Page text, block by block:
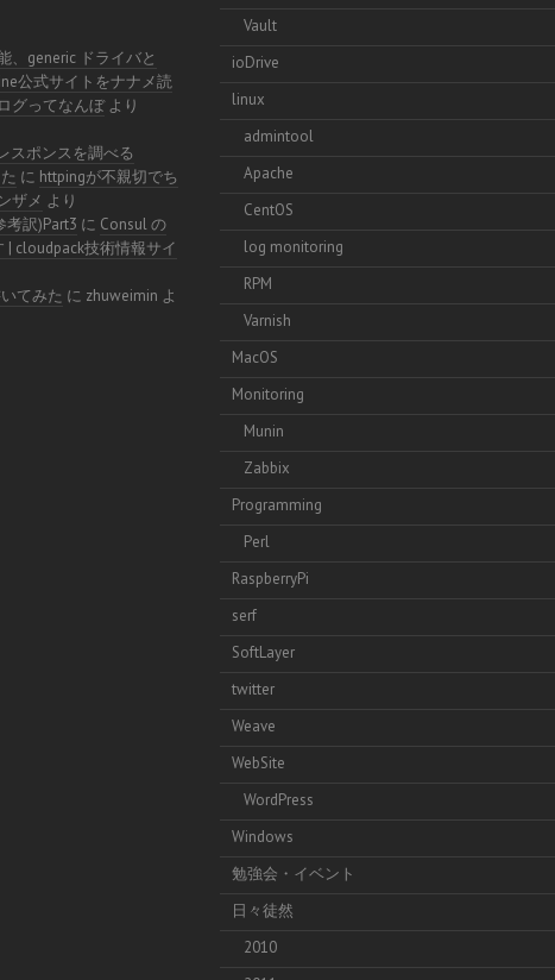
、generic ドライバと
公式サイトをナナメ読
グってなんぼより
スポンスを調べる
に httpingが不親切でち
ザメ より
考訳)Part3 に Consul の
| cloudpack技術情報サイ
てみた に zhuweimin よ
Vault
ioDrive
linux
admintool
Apache
CentOS
log monitoring
RPM
Varnish
MacOS
Monitoring
Munin
Zabbix
Programming
Perl
RaspberryPi
serf
SoftLayer
twitter
Weave
WebSite
WordPress
Windows
勉強会・イベント
日々徒然
2010